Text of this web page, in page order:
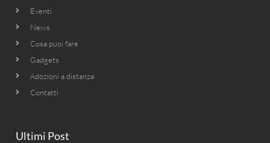
Eventi
News
Cosa puoi fare
Gadgets
Adozioni a distanza
Contatti
Ultimi Post